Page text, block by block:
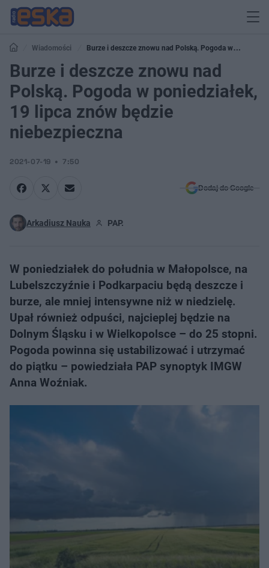
Wiadomości
Burze i deszcze znowu nad Polską. Pogoda w
poniedziałek, 19 lipca znów będzie niebezpieczna
Burze i deszcze znowu nad
Polską. Pogoda w poniedziałek,
19 lipca znów będzie
niebezpieczna
2021-07-19 7:50
Dodaj do Google
Arkadiusz Nauka PAP.
W poniedziałek do południa w Małopolsce, na
Lubelszczyźnie i Podkarpaciu będą deszcze i
burze, ale mniej intensywne niż w niedzielę.
Upał również odpuści, najcieplej będzie na
Dolnym Śląsku i w Wielkopolsce – do 25 stopni.
Pogoda powinna się ustabilizować i utrzymać
do piątku – powiedziała PAP synoptyk IMGW
Anna Woźniak.